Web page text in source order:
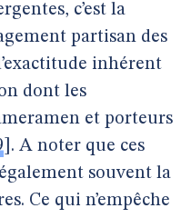
c’est la
partisan des
inhérent
dont les
et porteurs
. A noter que ces
souvent la
Ce qui n’empêche